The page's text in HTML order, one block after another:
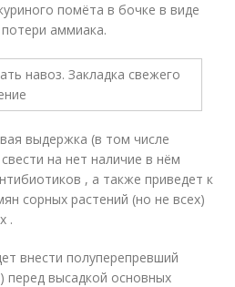
помёта в бочке в виде
аммиака.
выдержка (в том числе
на нет наличие в нём
, а также приведет к
сорных растений (но не всех)
.
внести полуперепревший
перед высадкой основных